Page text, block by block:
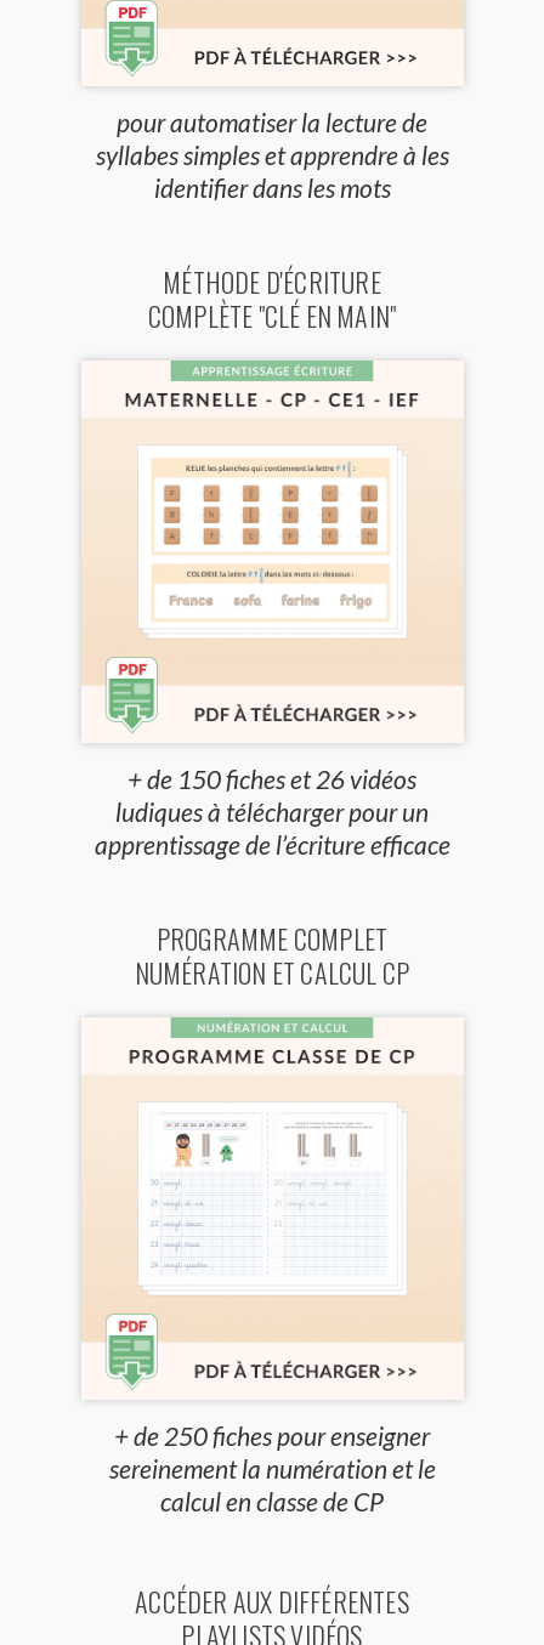
pour automatiser la lecture de
syllabes simples et apprendre à les
identifier dans les mots
MÉTHODE D'ÉCRITURE
COMPLÈTE "CLÉ EN MAIN"
+ de 150 fiches et 26 vidéos
ludiques à télécharger pour un
apprentissage de l’écriture efficace
PROGRAMME COMPLET
NUMÉRATION ET CALCUL CP
+ de 250 fiches pour enseigner
sereinement la numération et le
calcul en classe de CP
ACCÉDER AUX DIFFÉRENTES
PLAYLISTS VIDÉOS